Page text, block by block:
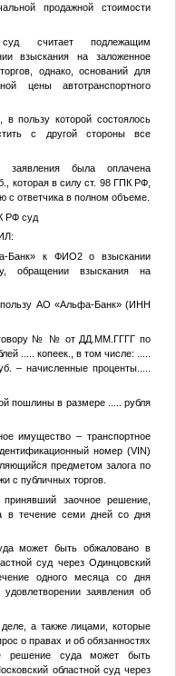
продажной стоимости
считает подлежащим
взыскания на заложенное
однако, оснований для
цены автотранспортного
пользу которой состоялось
с другой стороны все
была оплачена
которая в силу ст. 98 ГПК РФ,
с ответчика в полном объеме.
РФ суд
Банк» к ФИО2о взыскании
обращении взыскания на
АО «Альфа-Банк» (ИНН
№
№ от ДД.ММ.ГГГГ по
копеек., в том числе:
– начисленные проценты
пошлины в размере
рубля
имущество – транспортное
номер (VIN)
предметом залога по
с публичных торгов.
заочное решение,
в течение семи дней со дня
может быть обжаловано в
суд через Одинцовский
одного месяца со дня
заявления об
а также лицами, которые
о правах и об обязанностях
решение суда может быть
областной суд через